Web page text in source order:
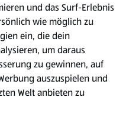
und das Surf-Erlebnis
wie möglich zu
ein, die dein
um daraus
zu gewinnen, auf
auszuspielen und
Welt anbieten zu